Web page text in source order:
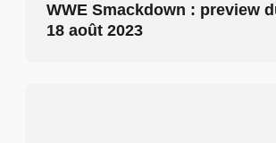
WWE Smackdown : preview
18 août 2023